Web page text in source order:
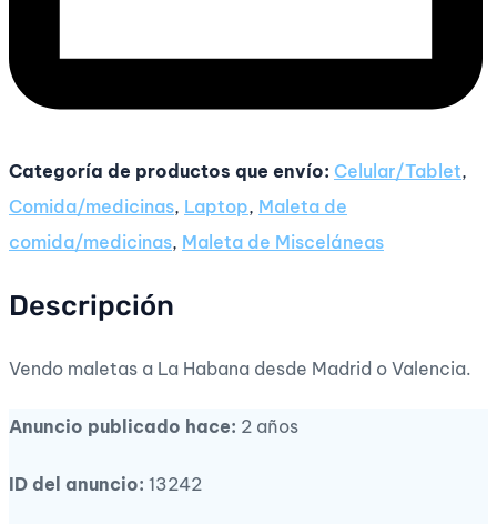
Categoría de productos que envío: Celular/Tablet,
Comida/medicinas, Laptop, Maleta de
comida/medicinas, Maleta de Misceláneas
Descripción
Vendo maletas a La Habana desde Madrid o Valencia.
Anuncio publicado hace: 2 años
ID del anuncio: 13242